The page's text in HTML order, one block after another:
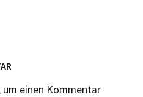
um einen Kommentar